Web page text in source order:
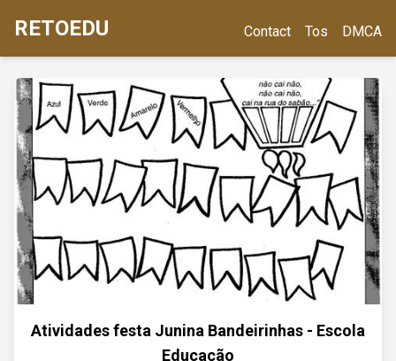
RETOEDU Contact Tos DMCA
Atividades festa Junina Bandeirinhas - Escola
Educação